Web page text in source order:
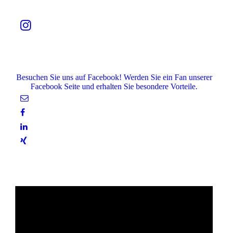
Besuchen Sie uns auf Facebook! Werden Sie ein Fan unserer
Facebook Seite und erhalten Sie besondere Vorteile.